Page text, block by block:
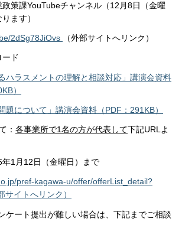
策課YouTubeチャンネル（12月8日（金曜
ます）
2dSg78JiOvs （外部サイトへリンク）
ド
ハラスメントの理解と相談対応」講演会資料
）
題について」講演会資料（PDF：291KB）
： 各事業所で1名の方が代表して下記URLよ
1月12日（金曜日）まで
pref-kagawa-u/offer/offerList_detail?
イトへリンク）
ート提出が難しい場合は、下記までご相談